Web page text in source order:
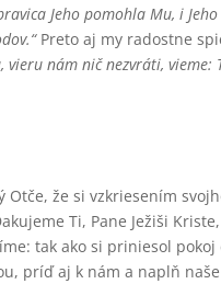
Jeho pomohla Mu, i
Preto aj my radostne
vieru nám nič nezvráti,
Otče, že si vzkriesením
Ti, Pane Ježiši
tak ako si priniesol
príď aj k nám a naplň